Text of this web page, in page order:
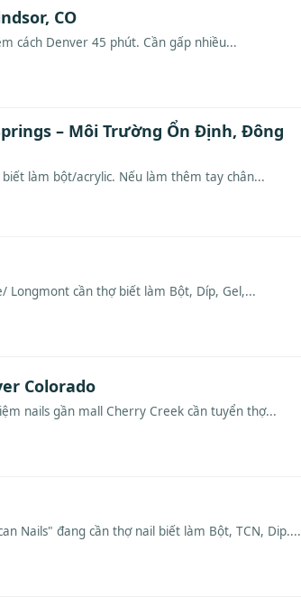
CO
cách Denver 45 phút. Cần gấp nhiều...
– Môi Trường Ổn Định, Đông
làm bột/acrylic. Nếu làm thêm tay chân...
Longmont cần thợ biết làm Bột, Díp, Gel,...
Colorado
nails gần mall Cherry Creek cần tuyển thợ...
Nails" đang cần thợ nail biết làm Bột, TCN, Dip....